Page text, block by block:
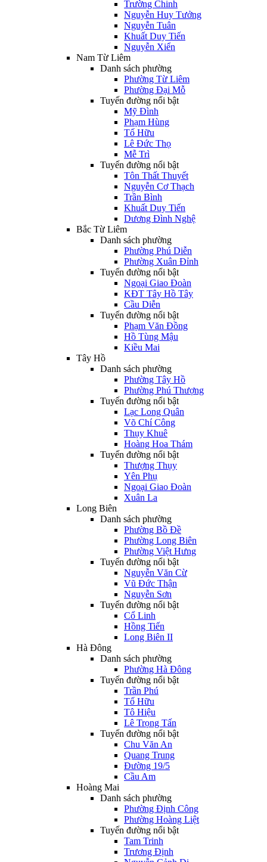
Trường Chinh
Nguyễn Huy Tưởng
Nguyễn Tuân
Khuất Duy Tiến
Nguyễn Xiển
Nam Từ Liêm
Danh sách phường
Phường Từ Liêm
Phường Đại Mỗ
Tuyến đường nổi bật
Mỹ Đình
Phạm Hùng
Tố Hữu
Lê Đức Thọ
Mễ Trì
Tuyến đường nổi bật
Tôn Thất Thuyết
Nguyễn Cơ Thạch
Trần Bình
Khuất Duy Tiến
Dương Đình Nghệ
Bắc Từ Liêm
Danh sách phường
Phường Phú Diễn
Phường Xuân Đỉnh
Tuyến đường nổi bật
Ngoại Giao Đoàn
KĐT Tây Hồ Tây
Cầu Diễn
Tuyến đường nổi bật
Phạm Văn Đồng
Hồ Tùng Mậu
Kiều Mai
Tây Hồ
Danh sách phường
Phường Tây Hồ
Phường Phú Thượng
Tuyến đường nổi bật
Lạc Long Quân
Võ Chí Công
Thụy Khuê
Hoàng Hoa Thám
Tuyến đường nổi bật
Thượng Thụy
Yên Phụ
Ngoại Giao Đoàn
Xuân La
Long Biên
Danh sách phường
Phường Bồ Đề
Phường Long Biên
Phường Việt Hưng
Tuyến đường nổi bật
Nguyễn Văn Cừ
Vũ Đức Thận
Nguyễn Sơn
Tuyến đường nổi bật
Cổ Linh
Hồng Tiến
Long Biên II
Hà Đông
Danh sách phường
Phường Hà Đông
Tuyến đường nổi bật
Trần Phú
Tố Hữu
Tô Hiệu
Lê Trọng Tấn
Tuyến đường nổi bật
Chu Văn An
Quang Trung
Đường 19/5
Cầu Am
Hoàng Mai
Danh sách phường
Phường Định Công
Phường Hoàng Liệt
Tuyến đường nổi bật
Tam Trinh
Trương Định